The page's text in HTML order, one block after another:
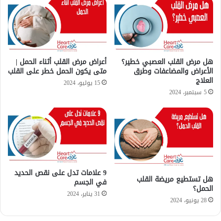
؟
ف
ت
ن
ب
ه
ا
هل مرض القلب العصبي خطير؟
الأعراض والمضاعفات وطرق
العلاج
5 سبتمبر، 2024
أعراض مرض القلب أثناء الحمل |
متى يكون الحمل خطر على القلب
15 يوليو، 2024
هل تستطيع مريضة القلب
الحمل؟
28 يونيو، 2024
9 علامات تدل على نقص الحديد
في الجسم
31 يناير، 2024